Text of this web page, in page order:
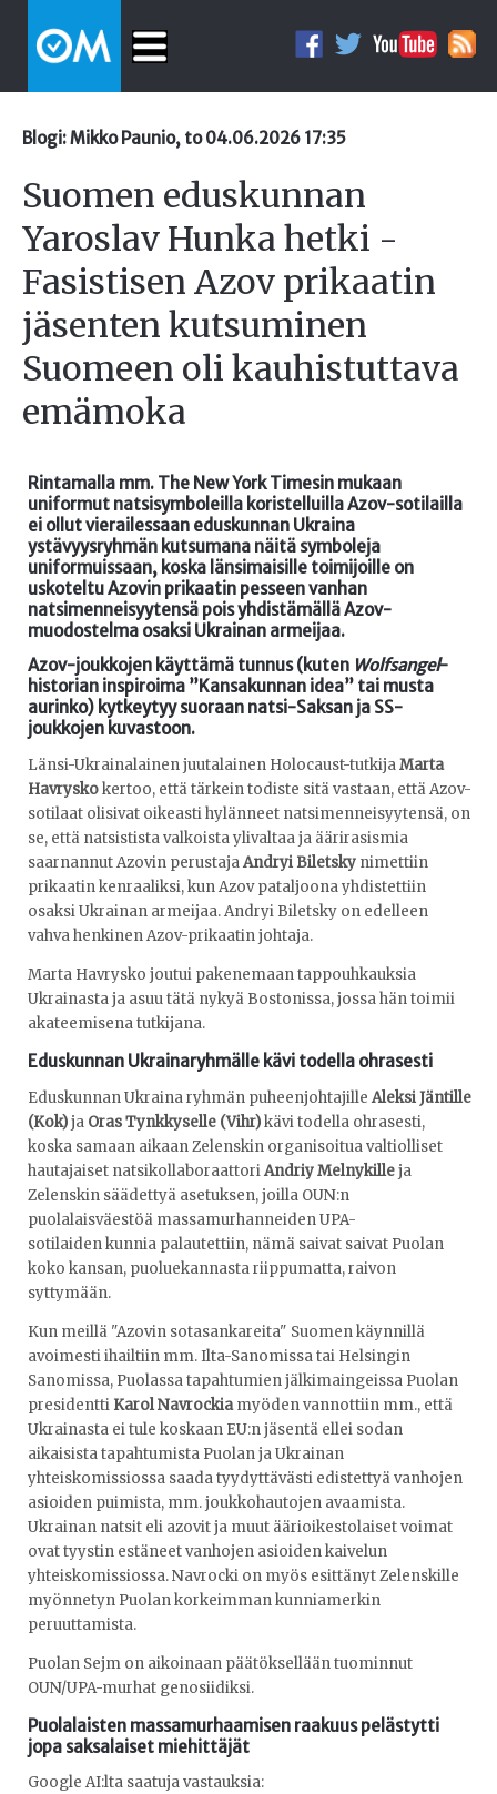
Blogi: Mikko Paunio, to 04.06.2026 17:35
Suomen eduskunnan
Yaroslav Hunka hetki -
Fasistisen Azov prikaatin
jäsenten kutsuminen
Suomeen oli kauhistuttava
emämoka
Rintamalla mm. The New York Timesin mukaan
uniformut natsisymboleilla koristelluilla Azov-sotilailla
ei ollut vierailessaan eduskunnan Ukraina
ystävyysryhmän kutsumana näitä symboleja
uniformuissaan, koska länsimaisille toimijoille on
uskoteltu Azovin prikaatin pesseen vanhan
natsimenneisyytensä pois yhdistämällä Azov-
muodostelma osaksi Ukrainan armeijaa.
Azov-joukkojen käyttämä tunnus (kuten Wolfsangel-
historian inspiroima ”Kansakunnan idea” tai musta
aurinko) kytkeytyy suoraan natsi-Saksan ja SS-
joukkojen kuvastoon.
Länsi-Ukrainalainen juutalainen Holocaust-tutkijaMarta
Havryskokertoo, että tärkein todiste sitä vastaan, että Azov-
sotilaat olisivat oikeasti hylänneet natsimenneisyytensä, on
se, että natsistista valkoista ylivaltaa ja äärirasismia
saarnannut Azovin perustajaAndryi Biletsky nimettiin
prikaatin kenraaliksi, kun Azov pataljoona yhdistettiin
osaksi Ukrainan armeijaa. Andryi Biletsky on edelleen
vahva henkinen Azov-prikaatin johtaja.
Marta Havrysko joutui pakenemaan tappouhkauksia
Ukrainasta ja asuu tätä nykyä Bostonissa, jossa hän toimii
akateemisena tutkijana.
Eduskunnan Ukrainaryhmälle kävi todella ohrasesti
Eduskunnan Ukraina ryhmän puheenjohtajille Aleksi Jäntille
(Kok)ja Oras Tynkkyselle (Vihr)kävi todella ohrasesti,
koska samaan aikaan Zelenskin organisoitua valtiolliset
hautajaiset natsikollaboraattoriAndriy Melnykilleja
Zelenskin säädettyä asetuksen, joilla OUN:n
puolalaisväestöä massamurhanneiden UPA-
sotilaiden kunnia palautettiin, nämä saivat saivat Puolan
koko kansan, puoluekannasta riippumatta, raivon
syttymään.
Kun meillä "Azovin sotasankareita" Suomen käynnillä
avoimesti ihailtiin mm. Ilta-Sanomissa tai Helsingin
Sanomissa, Puolassa tapahtumien jälkimaingeissa Puolan
presidentti Karol Navrockiamyöden vannottiin mm., että
Ukrainasta ei tule koskaan EU:n jäsentä ellei sodan
aikaisista tapahtumista Puolan ja Ukrainan
yhteiskomissiossa saada tyydyttävästi edistettyä vanhojen
asioiden puimista, mm. joukkohautojen avaamista.
Ukrainan natsit eli azovit ja muut äärioikestolaiset voimat
ovat tyystin estäneet vanhojen asioiden kaivelun
yhteiskomissiossa. Navrocki on myös esittänyt Zelenskille
myönnetyn Puolan korkeimman kunniamerkin
peruuttamista.
Puolan Sejm on aikoinaan päätöksellään tuominnut
OUN/UPA-murhat genosiidiksi.
Puolalaisten massamurhaamisen raakuus pelästytti
jopa saksalaiset miehittäjät
Google AI:lta saatuja vastauksia: